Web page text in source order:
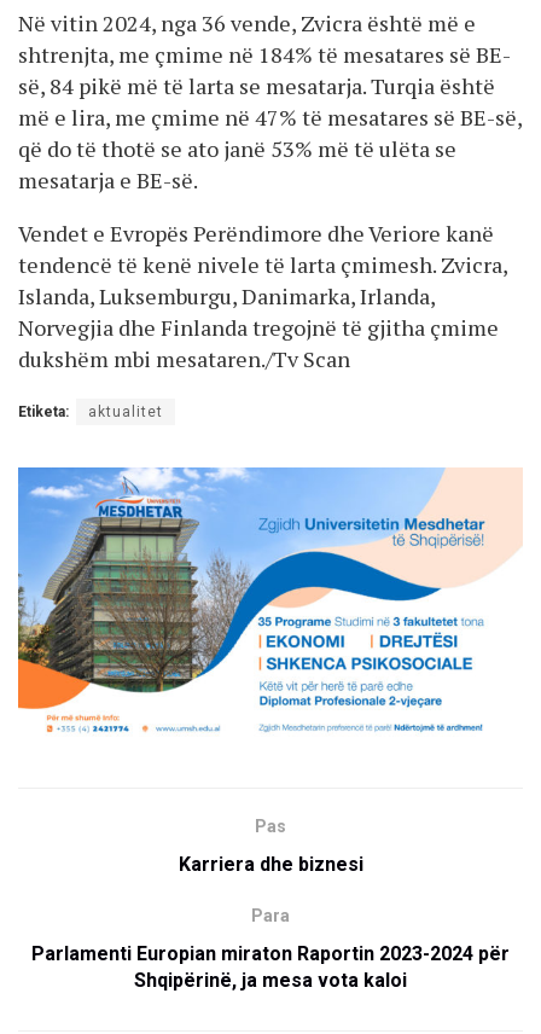
Në vitin 2024, nga 36 vende, Zvicra është më e
shtrenjta, me çmime në 184% të mesatares së BE-
së, 84 pikë më të larta se mesatarja. Turqia është
më e lira, me çmime në 47% të mesatares së BE-së,
që do të thotë se ato janë 53% më të ulëta se
mesatarja e BE-së.
Vendet e Evropës Perëndimore dhe Veriore kanë
tendencë të kenë nivele të larta çmimesh. Zvicra,
Islanda, Luksemburgu, Danimarka, Irlanda,
Norvegjia dhe Finlanda tregojnë të gjitha çmime
dukshëm mbi mesataren./Tv Scan
Etiketa: aktualitet
Pas
Karriera dhe biznesi
Para
Parlamenti Europian miraton Raportin 2023-2024 për
Shqipërinë, ja mesa vota kaloi